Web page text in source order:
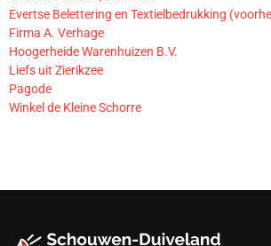
Evertse Belettering en Textielbedrukking
Firma A. Verhage
Hoogerheide Warenhuizen B.V.
Liefs uit Zierikzee
Pagode
Winkel de Kleine Schorre